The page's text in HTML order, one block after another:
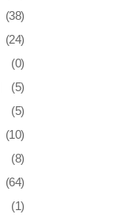
(38)
(24)
(0)
(5)
(5)
(10)
(8)
(64)
(1)